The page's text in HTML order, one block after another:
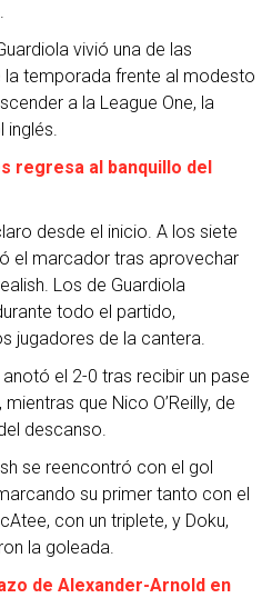
vivió una de las
la temporada frente al modesto
a la League One, la
inglés.
regresa al banquillo del
desde el inicio. A los siete
el marcador tras aprovechar
Los de Guardiola
todo el partido,
jugadores de la cantera.
el 2-0 tras recibir un pase
que Nico O’Reilly, de
descanso.
se reencontró con el gol
su primer tanto con el
con un triplete, y Doku,
la goleada.
de Alexander-Arnold en